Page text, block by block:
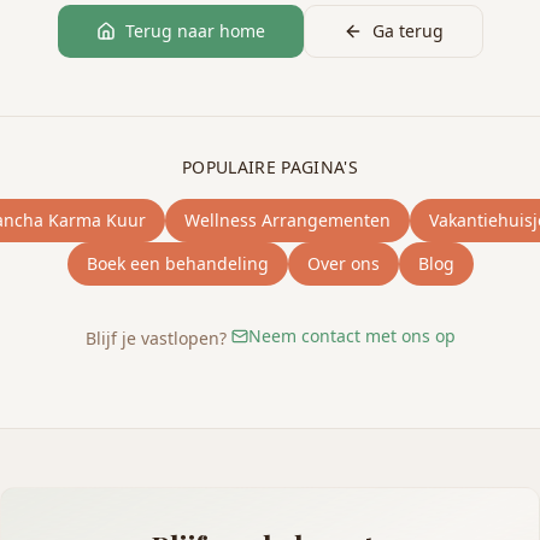
Terug naar home Ga terug
POPULAIRE PAGINA'S
Karma Kuur Wellness Arrangementen
Boek een behandeling
Over ons Blog
Blijf je vastlopen? Neem contact met ons op